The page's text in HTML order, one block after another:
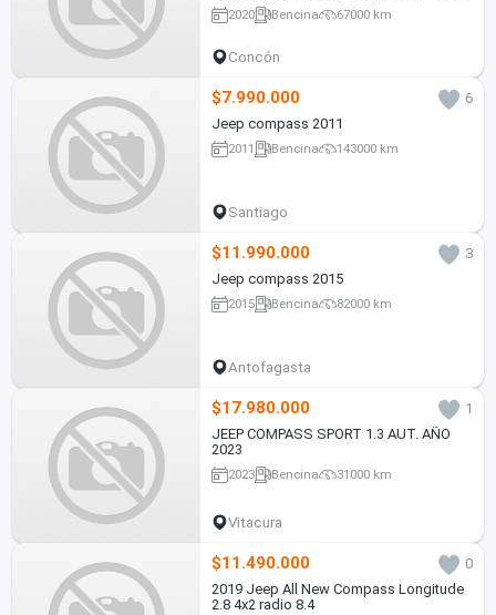
2020 Bencina 67000 km
Concón
$7.990.000
6
Jeep compass 2011
2011 Bencina 143000 km
Santiago
$11.990.000
3
Jeep compass 2015
2015 Bencina 82000 km
Antofagasta
$17.980.000
1
JEEP COMPASS SPORT 1.3 AUT. AÑO
2023
2023 Bencina 31000 km
Vitacura
$11.490.000
0
2019 Jeep All New Compass Longitude
2.8 4x2 radio 8.4